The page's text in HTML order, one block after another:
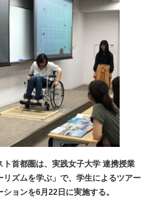
首都圏は、実践女子大学 連携授業
リズムを学ぶ」で、学生によるツアー
ョンを6月22日に実施する。